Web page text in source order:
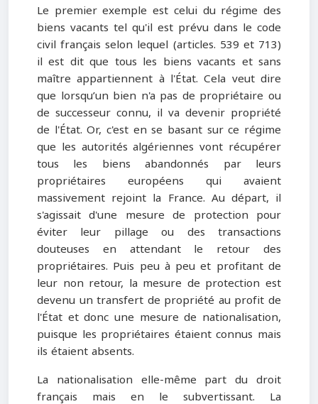
Le premier exemple est celui du régime des
biens vacants tel qu'il est prévu dans le code
civil français selon lequel (articles. 539 et 713)
il est dit que tous les biens vacants et sans
maître appartiennent à l'État. Cela veut dire
que lorsqu’un bien n'a pas de propriétaire ou
de successeur connu, il va devenir propriété
de l'État. Or, c'est en se basant sur ce régime
que les autorités algériennes vont récupérer
tous les biens abandonnés par leurs
propriétaires européens qui avaient
massivement rejoint la France. Au départ, il
s'agissait d'une mesure de protection pour
éviter leur pillage ou des transactions
douteuses en attendant le retour des
propriétaires. Puis peu à peu et profitant de
leur non retour, la mesure de protection est
devenu un transfert de propriété au profit de
l'État et donc une mesure de nationalisation,
puisque les propriétaires étaient connus mais
ils étaient absents.
La nationalisation elle-même part du droit
français mais en le subvertissant. La